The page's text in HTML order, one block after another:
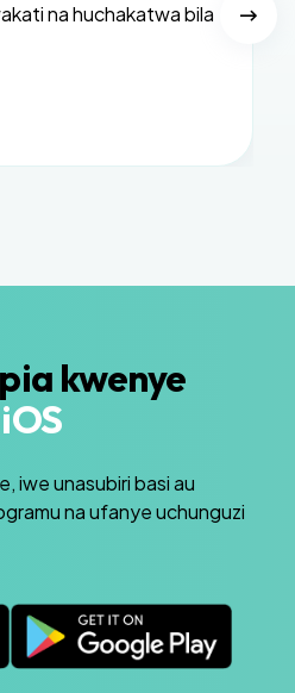
na huchakatwa bila
kwenye
iwe unasubiri basi au
na ufanye uchunguzi